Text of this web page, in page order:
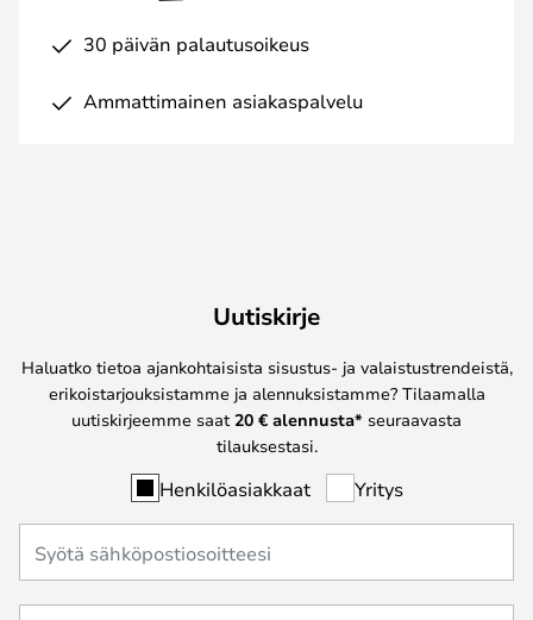
30 päivän palautusoikeus
Ammattimainen asiakaspalvelu
Uutiskirje
Haluatko tietoa ajankohtaisista sisustus- ja valaistustrendeistä,
erikoistarjouksistamme ja alennuksistamme? Tilaamalla
uutiskirjeemme saat 20 € alennusta* seuraavasta
tilauksestasi.
Henkilöasiakkaat Yritys